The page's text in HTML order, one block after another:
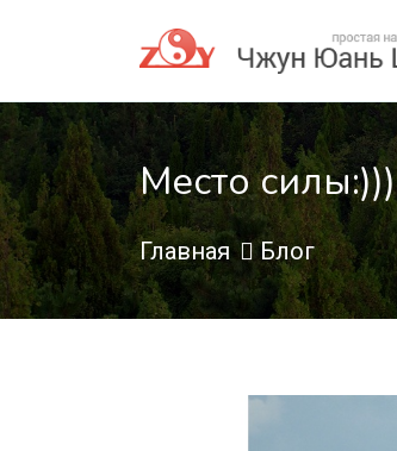
Место силы:)))
Главная Блог